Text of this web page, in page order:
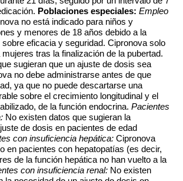
Poblaciones especiales: Empleo
no está indicado para niños y
y menores de 18 años debido a la
eficacia y seguridad. Cipronova solo
tras la finalización de la pubertad.
sugieran que un ajuste de dosis sea
no debe administrarse antes de que
ya que no puede descartarse una
sobre el crecimiento longitudinal y el
de la función endocrina. Pacientes
No existen datos que sugieran la
de dosis en pacientes de edad
con insuficiencia hepática: Cipronova
en pacientes con hepatopatías (es decir,
de la función hepática no han vuelto a la
con insuficiencia renal: No existen